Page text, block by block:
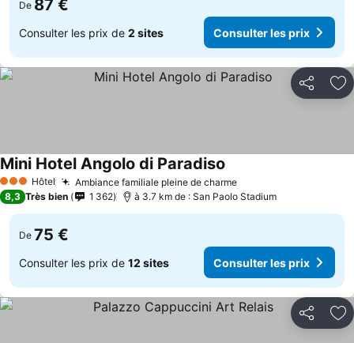
De 87 €
Consulter les prix de 2 sites Consulter les prix
Partager
3 ÉtoilesHôtel Ambiance familiale pleine de charme
Mini Hotel Angolo di Paradiso
8,3 Très bien 1 362 à 3.7 km de : San Paolo Stadium
De 75 €
Consulter les prix de 12 sites Consulter les prix
Partager